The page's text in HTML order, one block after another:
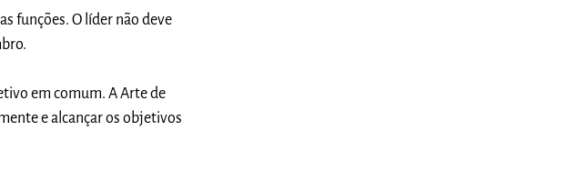
funções. O líder não deve
em comum. A Arte de
e alcançar os objetivos